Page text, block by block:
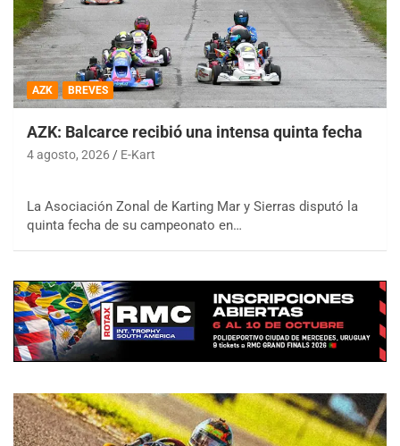
AZK BREVES
AZK: Balcarce recibió una intensa quinta fecha
4 agosto, 2026 E-Kart
La Asociación Zonal de Karting Mar y Sierras disputó la
quinta fecha de su campeonato en…